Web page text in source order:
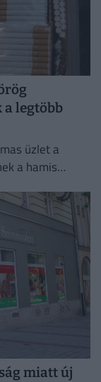
a legtöbb
üzlet a
a hamis
miatt új